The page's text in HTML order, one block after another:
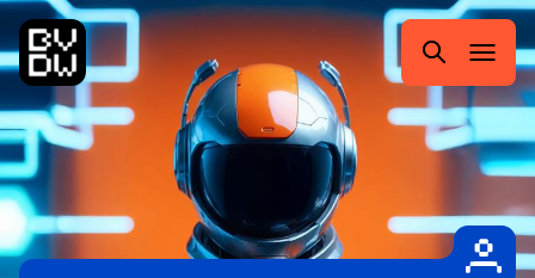
Zum
Hauptmenü
springen
Zur
Suche
springen
Zum
Inhalt
springen
Zum
Footer
springen
Suchen
nach: